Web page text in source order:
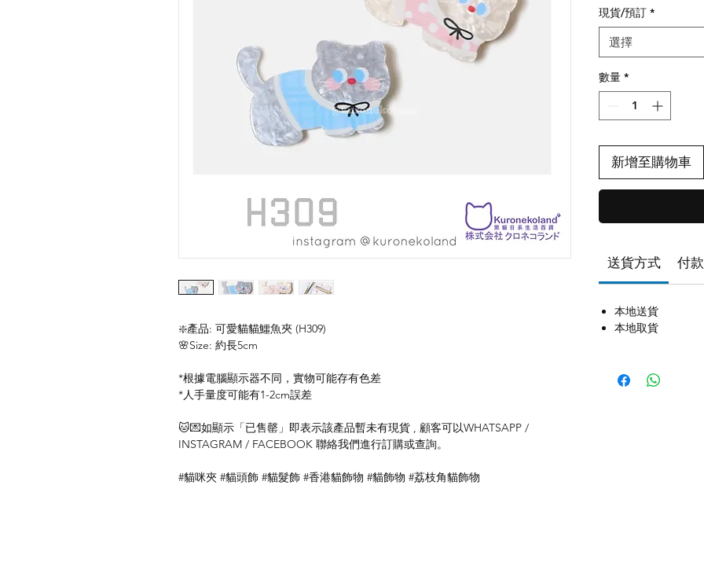
❇️產品: 可愛貓貓鱷魚夾 (H309)
🌸Size: 約長5cm
*根據電腦顯示器不同，實物可能存有色差
*人手量度可能有1-2cm誤差
🐱💌如顯示「已售罄」即表示該產品暫未有現貨 , 顧客可以WHATSAPP /
INSTAGRAM / FACEBOOK 聯絡我們進行訂購或查詢。
#貓咪夾 #貓頭飾 #貓髮飾 #香港貓飾物 #貓飾物 #荔枝角貓飾物
現貨/預訂 *
選擇
數量 *
新增至購物車
送貨方式 付
本地送貨
本地取貨